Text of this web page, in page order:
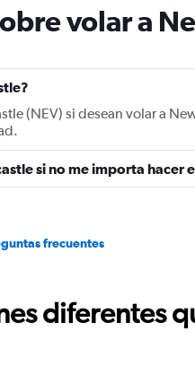
volar a
(NEV) si desean volar a
si no me importa hacer
frecuentes
diferentes